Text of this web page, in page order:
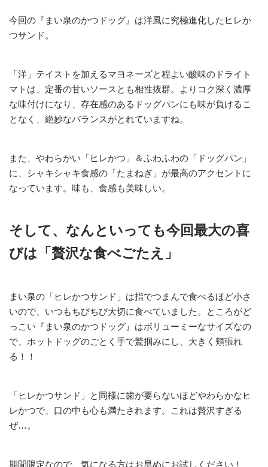
今回の『まい泉のかつドッグ』は洋風に究極進化したヒレか
つサンド。
「洋」テイストを加えるマヨネーズと程よい酸味のドライト
マトは、定番の甘いソースとも相性抜群。よりコク深く濃厚
な味付けになり、存在感のあるドッグパンにも味が負けるこ
となく、絶妙なバランスがとれていますね。
また、やわらかい「ヒレかつ」＆ふわふわの「ドッグパン」
に、シャキシャキ食感の「たまねぎ」が最高のアクセントに
なっています。味も、食感も美味しい。
そして、なんといっても今回最大の喜
びは「贅沢な食べごたえ」
まい泉の「ヒレかつサンド」は指でつまんで食べるほど小さ
いので、いつもちびちび大切に食べていました。ところがど
っこい『まい泉のかつドッグ』はボリューミーなサイズなの
で、ホットドッグのごとく手で鷲掴みにし、大きく頬張れ
る！！
「ヒレかつサンド」と同様に歯が要らないほどやわらかなヒ
レかつで、口の中も心も満たされます。これは贅沢すぎる
ぜ…。
期間限定なので、気になる方はお早めにお試しください！